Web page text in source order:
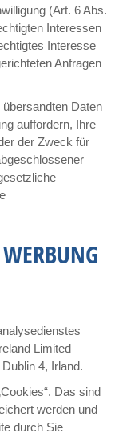
(Art. 6 Abs.
Interessen
Interesse
Anfragen
Daten
auffordern, Ihre
der Zweck für
Limited
4, Irland.
Das sind
werden und
durch Sie